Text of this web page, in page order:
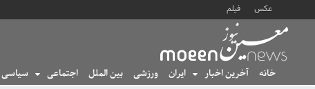
عکس فیلم
خانه آخرین اخبار ایران ورزشی بین الملل اجتماعی سیاسی